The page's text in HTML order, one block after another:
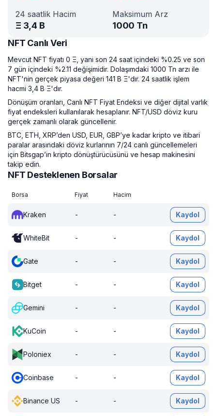
24 saatlik Hacim
Ξ 3,4 B
Maksimum Arz
1000 Tn
NFT Canlı Veri
Mevcut NFT fiyatı 0 Ξ, yani son 24 saat içindeki %0.25 ve son
7 gün içindeki %2.11 değişimidir. Dolaşımdaki 1000 Tn arzı ile
NFT'nin gerçek piyasa değeri 141 B Ξ'dır. 24 saatlik işlem
hacmi 3,4 B Ξ'dır.
Dönüşüm oranları, Canlı NFT Fiyat Endeksi ve diğer dijital varlık
fiyat endeksleri kullanılarak hesaplanır. NFT/USD döviz kuru
gerçek zamanlı olarak güncellenir.
BTC, ETH, XRP’den USD, EUR, GBP’ye kadar kripto ve itibari
paralar arasındaki döviz kurlarının 7/24 canlı güncellemeleri
için Bitsgap’in kripto dönüştürücüsünü ve hesap makinesini
takip edin.
NFT Desteklenen Borsalar
Borsa Fiyat Hacim
Kraken - - Kaydol
WhiteBit - - Kaydol
Gate - - Kaydol
Bitget - - Kaydol
Gemini - - Kaydol
KuCoin - - Kaydol
Poloniex - - Kaydol
Coinbase - - Kaydol
Binance US - - Kaydol